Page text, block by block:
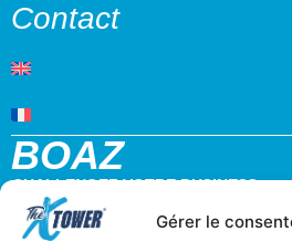
Gérer le
Contact
BOAZ
CHALLENGEZ VOTRE BUSINESS
32 rue d’hem 59780 WILLEMS
+33 3 20 64 07 82